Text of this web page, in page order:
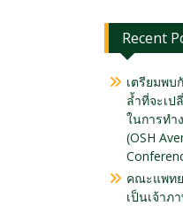
Recent
เตรียมพบ
ล้ำที่จะเป
ในการทำ
(OSH
คณะแพท
เป็นเจ้าภ